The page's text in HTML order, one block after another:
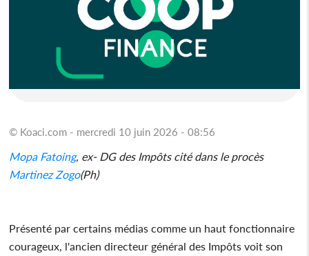
© Koaci.com - mercredi 10 juin 2026 - 08:56
Mopa Fatoing, ex- DG des Impôts cité dans le procès
Martinez Zogo(Ph)
Présenté par certains médias comme un haut fonctionnaire
courageux, l'ancien directeur général des Impôts voit son